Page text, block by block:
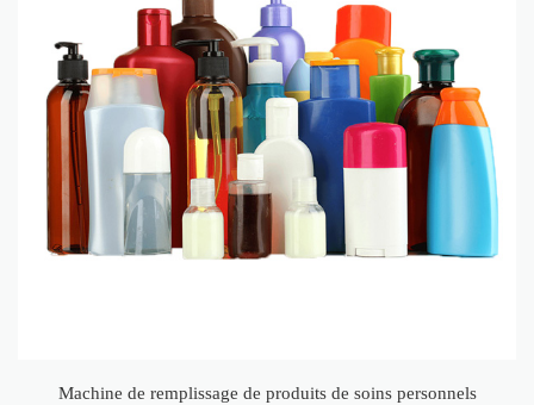
Machine de remplissage de produits de soins personnels